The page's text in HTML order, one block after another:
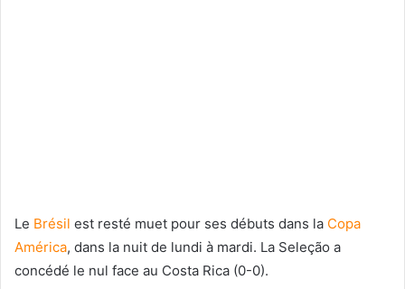
Le Brésil est resté muet pour ses débuts dans la Copa
América, dans la nuit de lundi à mardi. La Seleção a
concédé le nul face au Costa Rica (0-0).